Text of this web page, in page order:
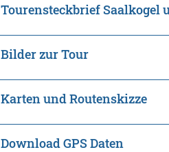
Tourensteckbrief Saalkogel
Bilder zur Tour
Karten und Routenskizze
Download GPS Daten